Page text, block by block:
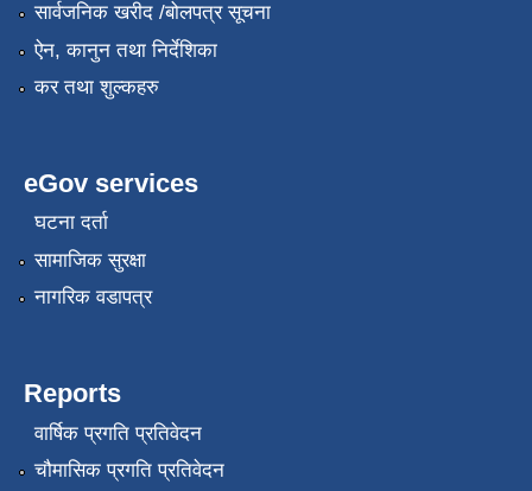
सार्वजनिक खरीद /बोलपत्र सूचना
ऐन, कानुन तथा निर्देशिका
कर तथा शुल्कहरु
eGov services
घटना दर्ता
सामाजिक सुरक्षा
नागरिक वडापत्र
Reports
वार्षिक प्रगति प्रतिवेदन
चौमासिक प्रगति प्रतिवेदन